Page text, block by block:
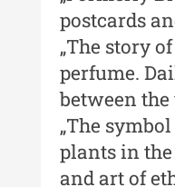
Indexul
Informații Utile
Despre
Contact
postcards
„The story
perfume.
between the
„The
plants in
and art of